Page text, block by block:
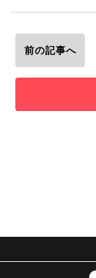
前の記事へ